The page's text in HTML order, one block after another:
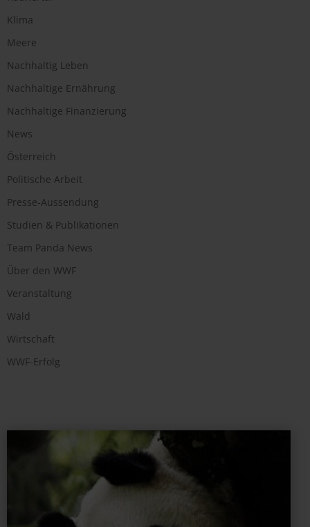
Klima
Meere
Nachhaltig Leben
Nachhaltige Ernährung
Nachhaltige Finanzierung
News
Österreich
Politische Arbeit
Presse-Aussendung
Studien & Publikationen
Team Panda News
Über den WWF
Veranstaltung
Wald
Wirtschaft
WWF-Erfolg